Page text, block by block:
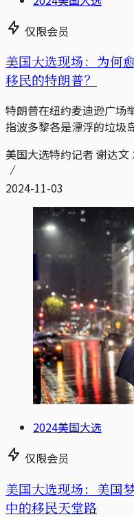
仅限会员
美国大选现场：为何
移民的特朗普？
特朗普在纽约麦迪逊广场
指波多黎各是漂浮的垃圾
美国大选特约记者 谢达
2024-11-03
2024美国大选
仅限会员
美国大选现场：美国
中的移民天堂路